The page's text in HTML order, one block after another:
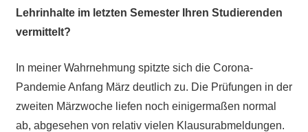
Lehrinhalte im letzten Semester Ihren Studierenden
vermittelt?
In meiner Wahrnehmung spitzte sich die Corona-
Pandemie Anfang März deutlich zu. Die Prüfungen in der
zweiten Märzwoche liefen noch einigermaßen normal
ab, abgesehen von relativ vielen Klausurabmeldungen.